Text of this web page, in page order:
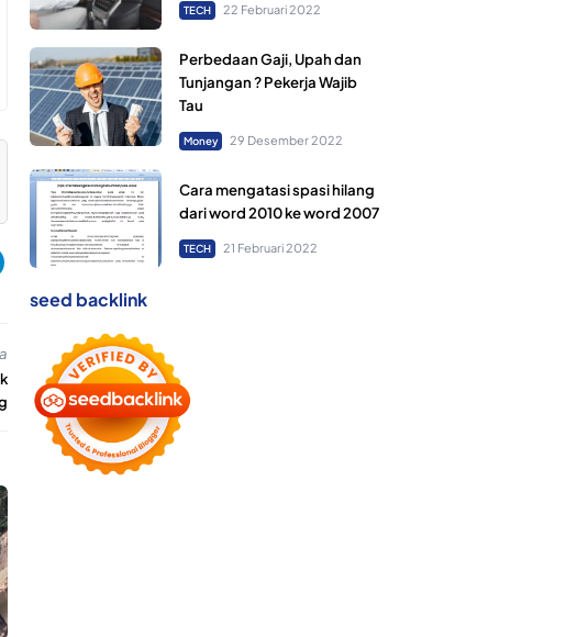
TECH 22 Februari 2022
Perbedaan Gaji, Upah dan
Tunjangan ? Pekerja Wajib
Tau
Money 29 Desember 2022
Cara mengatasi spasi hilang
dari word 2010 ke word 2007
TECH 21 Februari 2022
seed backlink